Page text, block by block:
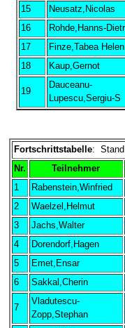
15 Neusatz,Nicolas
16
Rohde,Hanns-
17
Finze,Tabea Helen
18
Kaup,Gernot
19
Dauceanu-
Lupescu,Sergiu-S
Fortschrittstabelle: Stand
Nr.
Teilnehmer
1
Rabenstein,Winfried
2
Waelzel,Helmut
3
Jachs,Walter
4
Dorendorf,Hagen
5
Emet,Ensar
6
Sakkal,Cherin
7
Vladutescu-
Zopp,Stephan